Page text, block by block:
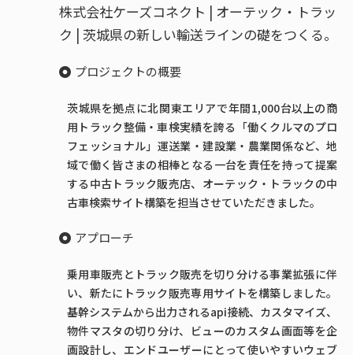
株式会社ケーズコネクト | オーテック・トラッ
ク | 茨城県の新しい輸送ラインの礎をつくる。
プロジェクトの概要
茨城県を拠点に北関東エリアで年間1,000台以上の商
用トラック整備・車検実績を誇る「働くクルマのプロ
フェッショナル」運送業・建設業・農業関係など、地
域で働く皆さまの相棒となる一台を責任を持って提案
する中古トラック販売店、オーテック・トラックの中
古車検索サイト構築を担当させていただきました。
アプローチ
乗用車販売とトラック販売を切り分ける事業拡張に伴
い、新たにトラック販売専用サイトを構築しました。
基幹システムから出力されるapi接続、カスタマイズ、
物件マスタの切り分け、ビューのカスタム画面等を企
画設計し、エンドユーザーにとって使いやすいウェブ